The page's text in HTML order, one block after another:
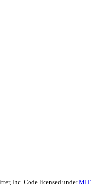
Inc. Code licensed underMIT